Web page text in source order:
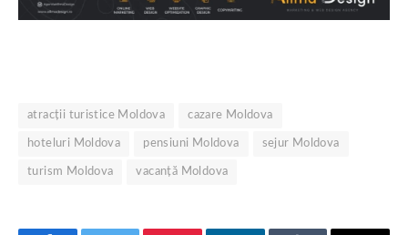
atracții turistice Moldova cazare Moldova
hoteluri Moldova pensiuni Moldova sejur Moldova
turism Moldova vacanță Moldova